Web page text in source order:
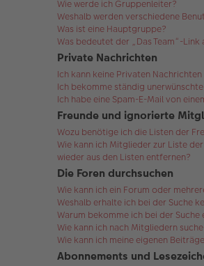
Wie werde ich Gruppenleiter?
Weshalb werden verschiedene
Was ist eine Hauptgruppe?
Was bedeutet der „Das Team“-
Private Nachrichten
Ich kann keine Privaten
Ich bekomme ständig
Ich habe eine Spam-E-Mail von
Freunde und ignorierte
Wozu benötige ich die Listen der
Wie kann ich Mitglieder zur Liste
wieder aus den Listen entfernen?
Die Foren durchsuchen
Wie kann ich ein Forum oder
Weshalb erhalte ich bei der Suche
Warum bekomme ich bei der Suche
Wie kann ich nach Mitgliedern
Wie kann ich meine eigenen
Abonnements und